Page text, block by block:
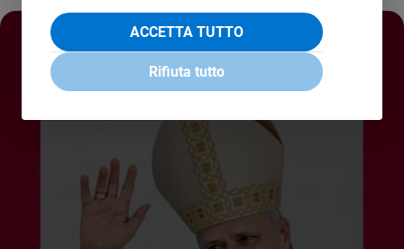
Social
ACCETTA TUTTO
Rifiuta tutto